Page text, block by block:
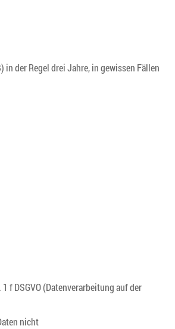
der Regel drei Jahre, in gewissen Fällen
f DSGVO (Datenverarbeitung auf der
nicht